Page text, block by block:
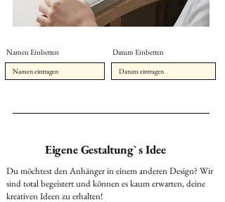
Namen Einbetten Datum Einbetten
Eigene Gestaltung` s Idee
Du möchtest den Anhänger in einem anderen Design? Wir
sind total begeistert und können es kaum erwarten, deine
kreativen Ideen zu erhalten!